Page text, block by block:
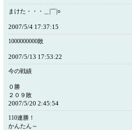
まけた・・・＿|￣|○
2007/5/4 17:37:15
1000000000敗
2007/5/13 17:53:22
今の戦績
０勝
２０９敗
2007/5/20 2:45:54
110連勝！
かんたん～